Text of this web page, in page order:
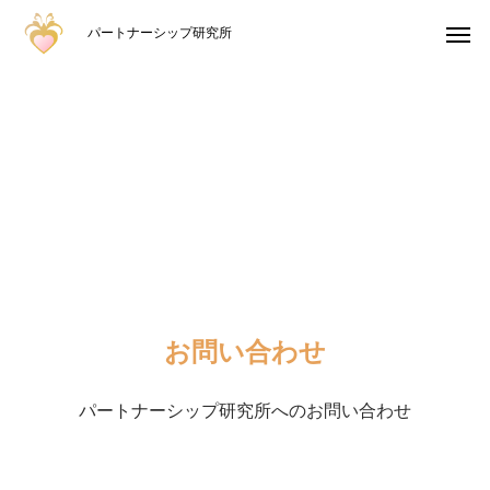
パートナーシップ研究所
お問い合わせ
パートナーシップ研究所へのお問い合わせ